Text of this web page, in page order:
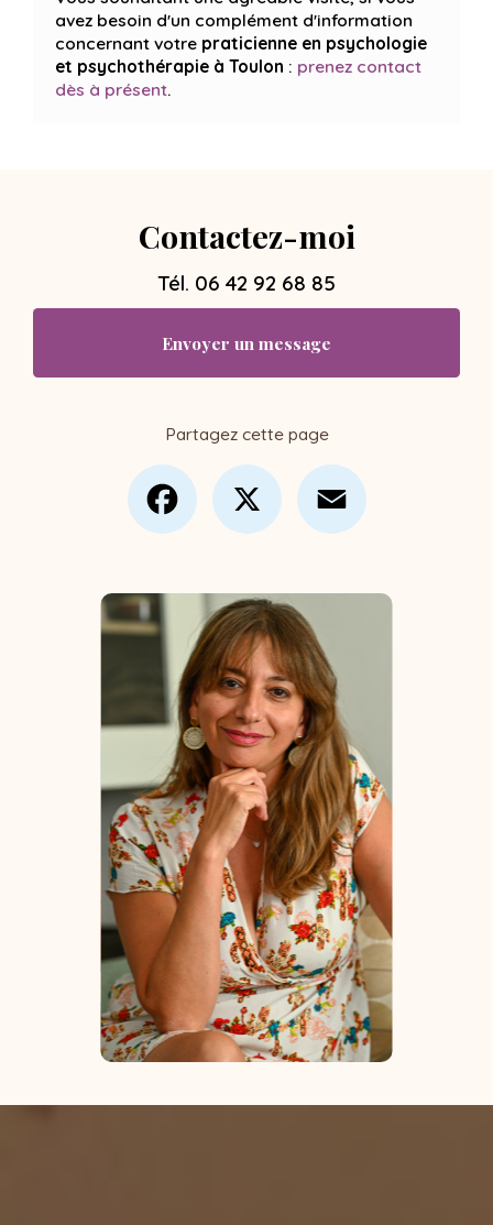
avez besoin d'un complément d'information
concernant votre praticienne en psychologie
et psychothérapie à Toulon : prenez contact
dès à présent.
Contactez-moi
Tél. 06 42 92 68 85
Envoyer un message
Partagez cette page
Facebook